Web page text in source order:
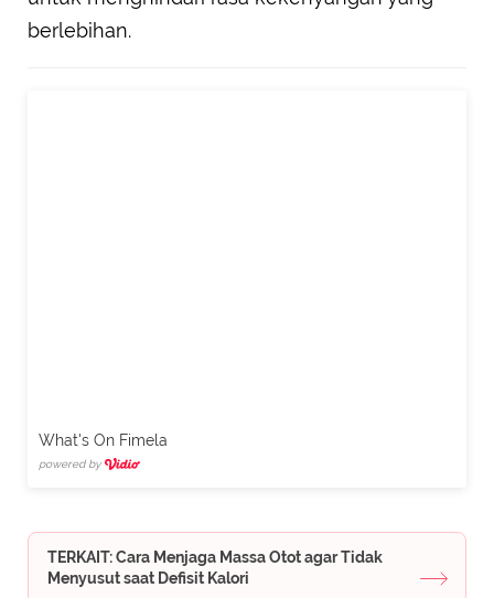
berlebihan.
What's On Fimela
powered by
TERKAIT: Cara Menjaga Massa Otot agar Tidak
Menyusut saat Defisit Kalori